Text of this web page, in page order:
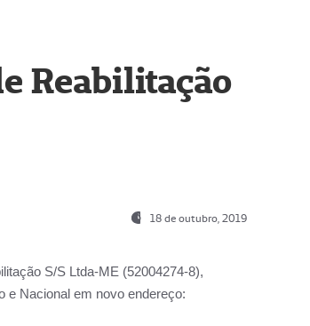
Reabilitação
18 de outubro, 2019
S/S Ltda-ME (52004274-8),
e Nacional em novo endereço: